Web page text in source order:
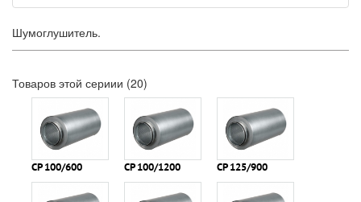
Шумоглушитель.
Товаров этой сериии (20)
СР 100/600 СР 100/1200 СР 125/900